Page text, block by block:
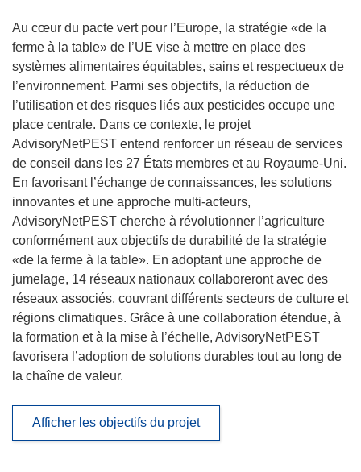
Au cœur du pacte vert pour l’Europe, la stratégie «de la
ferme à la table» de l’UE vise à mettre en place des
systèmes alimentaires équitables, sains et respectueux de
l’environnement. Parmi ses objectifs, la réduction de
l’utilisation et des risques liés aux pesticides occupe une
place centrale. Dans ce contexte, le projet
AdvisoryNetPEST entend renforcer un réseau de services
de conseil dans les 27 États membres et au Royaume-Uni.
En favorisant l’échange de connaissances, les solutions
innovantes et une approche multi-acteurs,
AdvisoryNetPEST cherche à révolutionner l’agriculture
conformément aux objectifs de durabilité de la stratégie
«de la ferme à la table». En adoptant une approche de
jumelage, 14 réseaux nationaux collaboreront avec des
réseaux associés, couvrant différents secteurs de culture et
régions climatiques. Grâce à une collaboration étendue, à
la formation et à la mise à l’échelle, AdvisoryNetPEST
favorisera l’adoption de solutions durables tout au long de
la chaîne de valeur.
Afficher les objectifs du projet